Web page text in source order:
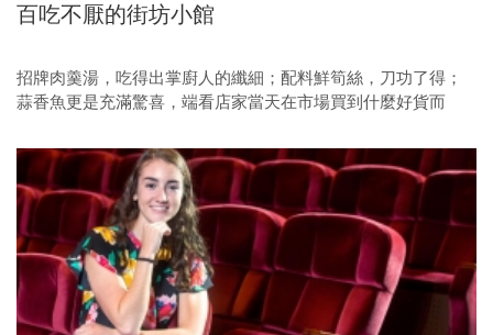
百吃不厭的街坊小館
招牌肉羹湯，吃得出掌廚人的纖細；配料鮮筍絲，刀功了得；
蒜香魚更是充滿驚喜，端看店家當天在市場買到什麼好貨而